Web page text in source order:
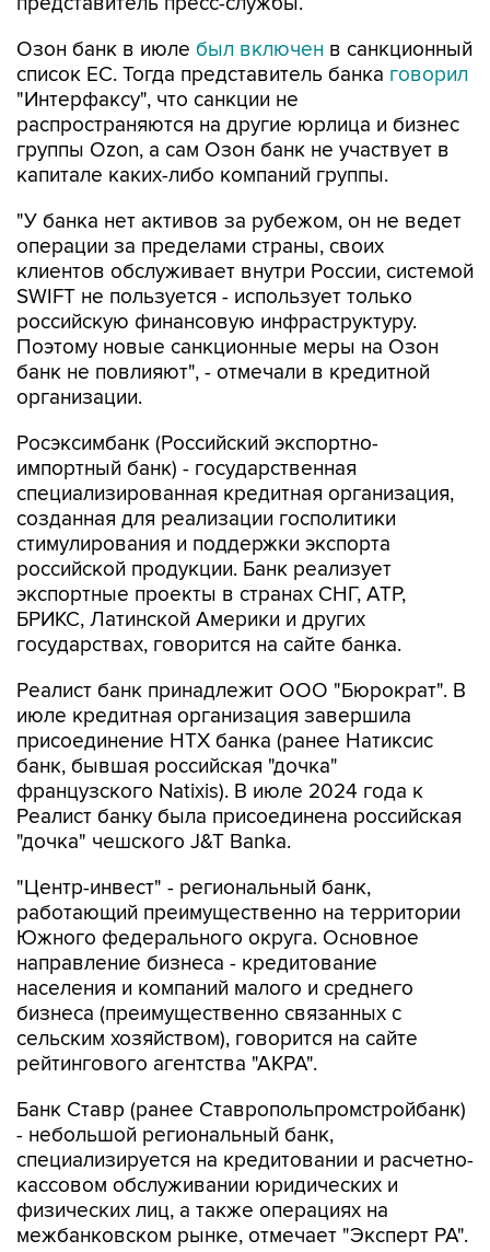
Озон банк в июле был включен в санкционный
список ЕС. Тогда представитель банка говорил
"Интерфаксу", что санкции не
распространяются на другие юрлица и бизнес
группы Ozon, а сам Озон банк не участвует в
капитале каких-либо компаний группы.
"У банка нет активов за рубежом, он не ведет
операции за пределами страны, своих
клиентов обслуживает внутри России, системой
SWIFT не пользуется - использует только
российскую финансовую инфраструктуру.
Поэтому новые санкционные меры на Озон
банк не повлияют", - отмечали в кредитной
организации.
Росэксимбанк (Российский экспортно-
импортный банк) - государственная
специализированная кредитная организация,
созданная для реализации госполитики
стимулирования и поддержки экспорта
российской продукции. Банк реализует
экспортные проекты в странах СНГ, АТР,
БРИКС, Латинской Америки и других
государствах, говорится на сайте банка.
Реалист банк принадлежит ООО "Бюрократ". В
июле кредитная организация завершила
присоединение НТХ банка (ранее Натиксис
банк, бывшая российская "дочка"
французского Natixis). В июле 2024 года к
Реалист банку была присоединена российская
"дочка" чешского J&T Banka.
"Центр-инвест" - региональный банк,
работающий преимущественно на территории
Южного федерального округа. Основное
направление бизнеса - кредитование
населения и компаний малого и среднего
бизнеса (преимущественно связанных с
сельским хозяйством), говорится на сайте
рейтингового агентства "АКРА".
Банк Ставр (ранее Ставропольпромстройбанк)
- небольшой региональный банк,
специализируется на кредитовании и расчетно-
кассовом обслуживании юридических и
физических лиц, а также операциях на
межбанковском рынке, отмечает "Эксперт РА".